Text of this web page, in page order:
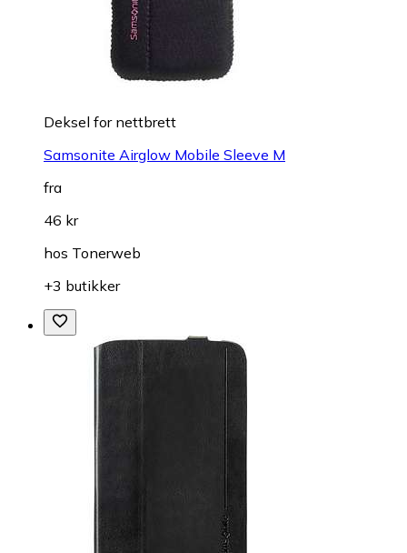
Deksel for nettbrett
Samsonite Airglow Mobile Sleeve M
fra
46 kr
hos Tonerweb
+3 butikker